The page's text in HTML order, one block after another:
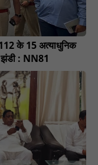
के 15 अत्याधुनिक
झंडी : NN81